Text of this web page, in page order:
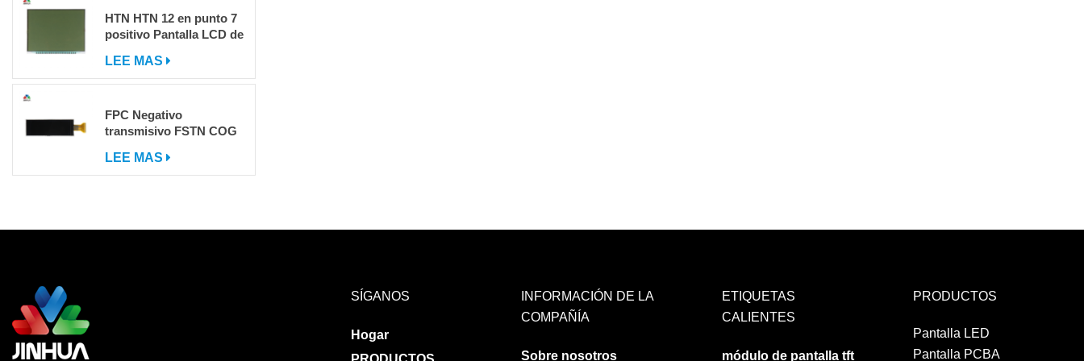
HTN HTN 12 en punto 7
positivo Pantalla LCD de
LEE MAS
FPC Negativo
transmisivo FSTN COG
con IC
LEE MAS
SÍGANOS
Hogar
INFORMACIÓN DE LA
COMPAÑÍA
Sobre nosotros
ETIQUETAS
CALIENTES
módulo de pantalla tft
PRODUCTOS
Pantalla LED
Pantalla PCBA